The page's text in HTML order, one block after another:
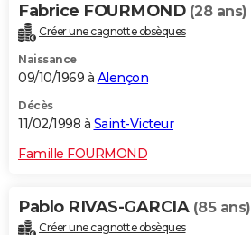
Fabrice FOURMOND (28 ans)
Créer une cagnotte obsèques
Naissance
09/10/1969 à Alençon
Décès
11/02/1998 à Saint-Victeur
Famille FOURMOND
Pablo RIVAS-GARCIA (85 ans)
Créer une cagnotte obsèques